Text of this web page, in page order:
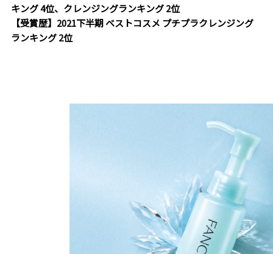
キング 4位、クレンジングランキング 2位
【受賞歴】2021下半期 ベストコスメ プチプラクレンジング
ランキング 2位